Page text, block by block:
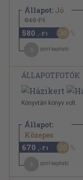
Állapot: Jó
840 Ft
580 ,-Ft 30
pont kapható
ÁLLAPOTFOTÓK
Könyvtári könyv volt.
Állapot:
Közepes
840 Ft
670 ,-Ft 20
pont kapható